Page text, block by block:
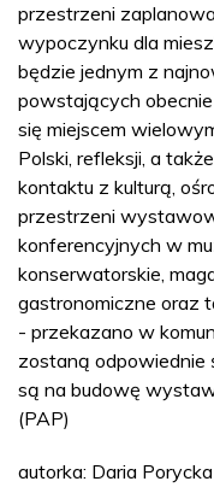
przestrzeni
wypoczynku dla
będzie jednym z
powstających
się miejscem
Polski, refleksji, a
kontaktu z kulturą,
przestrzeni
konferencyjnych w
konserwatorskie,
gastronomiczne oraz
- przekazano w
zostaną odpowiednie
są na budowę
(PAP)
autorka: Daria Porycka